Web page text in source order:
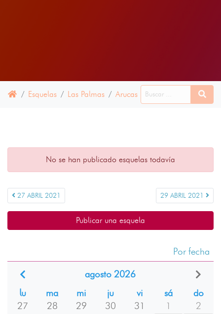
Esquelas Las Palmas Arucas 28 ABRIL 2021
No se han publicado esquelas todavía
27 ABRIL 2021 29 ABRIL 2021
Publicar una esquela
Por fecha
agosto 2026
lu
ma mi ju vi sá
do
27
28 29 30 31 1
2